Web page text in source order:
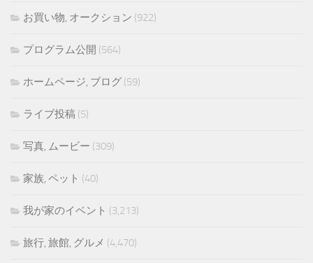
お買い物, オークション (922)
プログラム公開 (564)
ホームページ, ブログ (59)
ライブ投稿 (5)
写真, ムービー (309)
家族, ペット (40)
我が家のイベント (3,213)
旅行, 旅館, グルメ (4,470)